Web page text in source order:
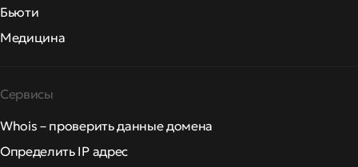
Бьюти
Медицина
Сервисы
Whois – проверить данные домена
Определить IP адрес